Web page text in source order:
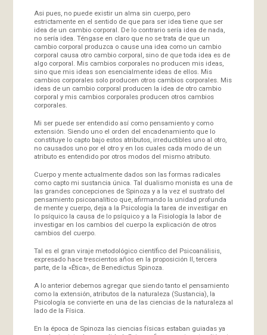
Asi pues, no puede existir un alma sin cuerpo, pero
estrictamente en el sentido de que para ser idea tiene que ser
idea de un cambio corporal. De lo contrario sería idea de nada,
no sería idea. Téngase en claro que no se trata de que un
cambio corporal produzca o cause una idea como un cambio
corporal causa otro cambio corporal, sino de que toda idea es de
algo corporal. Mis cambios corporales no producen mis ideas,
sino que mis ideas son esencialmente ideas de ellos. Mis
cambios corporales solo producen otros cambios corporales. Mis
ideas de un cambio corporal producen la idea de otro cambio
corporal y mis cambios corporales producen otros cambios
corporales.
Mi ser puede ser entendido así como pensamiento y como
extensión. Siendo uno el orden del encadenamiento que lo
constituye lo capto bajo estos atributos, irreductibles uno al otro,
no causados uno por el otro y en los cuales cada modo de un
atributo es entendido por otros modos del mismo atributo.
Cuerpo y mente actualmente dados son las formas radicales
como capto mi sustancia única. Tal dualismo monista es una de
las grandes concepciones de Spinoza y a la vez el sustrato del
pensamiento psicoanalítico que, afirmando la unidad profunda
de mente y cuerpo, deja a la Psicología la tarea de investigar en
lo psíquico la causa de lo psíquico y a la Fisiología la labor de
investigar en los cambios del cuerpo la explicación de otros
cambios del cuerpo.
Tal es el gran viraje metodológico científico del Psicoanálisis,
expresado hace trescientos años en la proposición II, tercera
parte, de la «Ética», de Benedictus Spinoza.
A lo anterior debemos agregar que siendo tanto el pensamiento
como la extensión, atributos de la naturaleza (Sustancia), la
Psicología se convierte en una de las ciencias de la naturaleza al
lado de la Física.
En la época de Spinoza las ciencias físicas estaban guiadas ya